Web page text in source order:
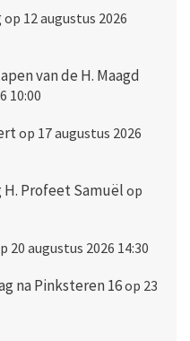
op 12 augustus 2026
van de H. Maagd
10:00
op 17 augustus 2026
Profeet Samuël op
20 augustus 2026 14:30
na Pinksteren 16op 23